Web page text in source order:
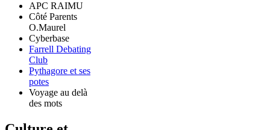
APC RAIMU
Côté Parents
O.Maurel
Cyberbase
Farrell Debating
Club
Pythagore et ses
potes
Voyage au delà
des mots